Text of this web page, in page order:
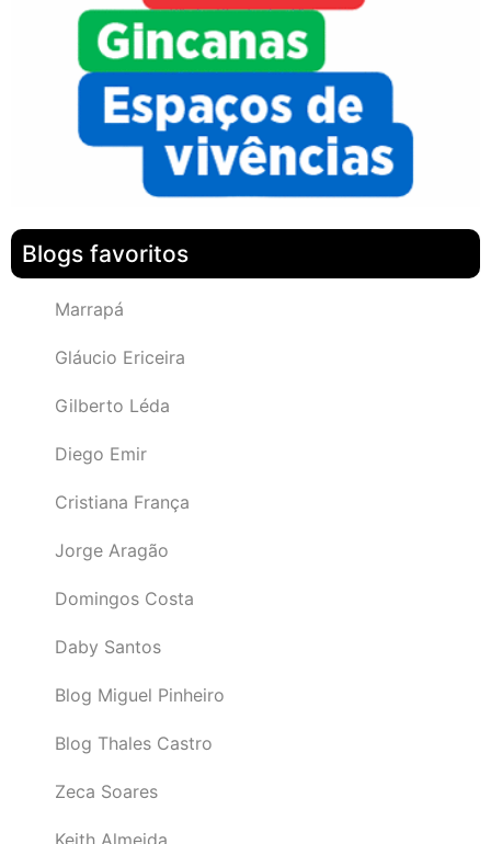
Blogs favoritos
Marrapá
Gláucio Ericeira
Gilberto Léda
Diego Emir
Cristiana França
Jorge Aragão
Domingos Costa
Daby Santos
Blog Miguel Pinheiro
Blog Thales Castro
Zeca Soares